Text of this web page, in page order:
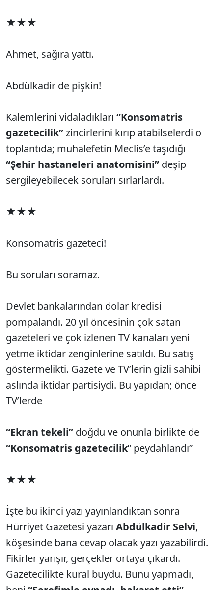
★★★
Ahmet, sağıra yattı.
Abdülkadir de pişkin!
Kalemlerini vidaladıkları “Konsomatris
gazetecilik”zincirlerini kırıp atabilselerdi o
toplantıda; muhalefetin Meclis’e taşıdığı
“Şehir hastaneleri anatomisini” deşip
sergileyebilecek soruları sırlarlardı.
★★★
Konsomatris gazeteci!
Bu soruları soramaz.
Devlet bankalarından dolar kredisi
pompalandı. 20 yıl öncesinin çok satan
gazeteleri ve çok izlenen TV kanaları yeni
yetme iktidar zenginlerine satıldı. Bu satış
göstermelikti. Gazete ve TV’lerin gizli sahibi
aslında iktidar partisiydi. Bu yapıdan; önce
TV’lerde
“Ekran tekeli” doğdu ve onunla birlikte de
“Konsomatris gazetecilik” peydahlandı”
★★★
İşte bu ikinci yazı yayınlandıktan sonra
Hürriyet Gazetesi yazarı Abdülkadir Selvi,
köşesinde bana cevap olacak yazı yazabilirdi.
Fikirler yarışır, gerçekler ortaya çıkardı.
Gazetecilikte kural buydu. Bunu yapmadı,